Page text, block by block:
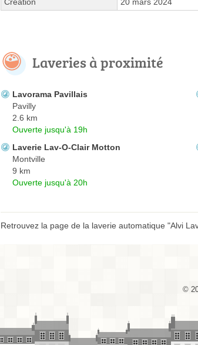
Création
20 mars 2024
Laveries à proximité
Lavorama Pavillais
Pavilly
2.6 km
Ouverte jusqu'à 19h
Laverie Lav-O-Clair Motton
Montville
9 km
Ouverte jusqu'à 20h
Retrouvez la page de la laverie automatique "Alvi
©